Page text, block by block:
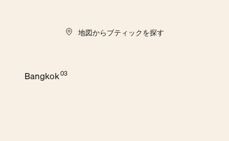
地図からブティックを探す
Bangkok